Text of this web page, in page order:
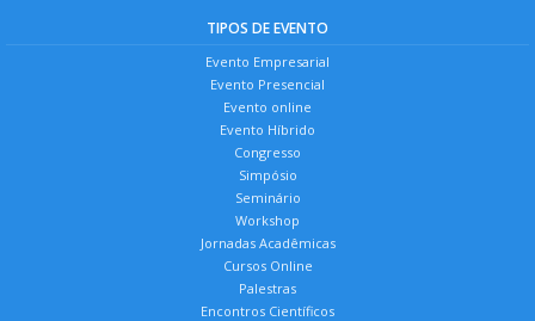
TIPOS DE EVENTO
Evento Empresarial
Evento Presencial
Evento online
Evento Híbrido
Congresso
Simpósio
Seminário
Workshop
Jornadas Acadêmicas
Cursos Online
Palestras
Encontros Científicos